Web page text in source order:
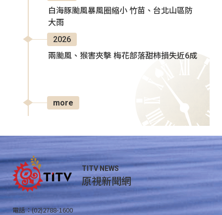
白海豚颱風暴風圈縮小 竹苗、台北山區防
大雨
2026
兩颱風、猴害夾擊 梅花部落甜柿損失近6成
more
TITV NEWS
原視新聞網
電話：(02)2788-1600